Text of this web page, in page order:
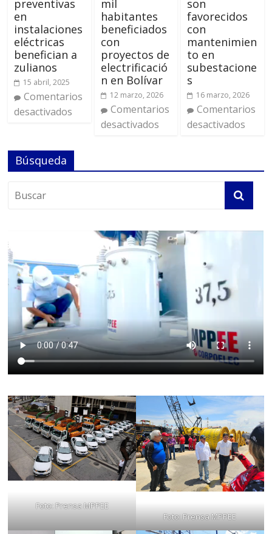
preventivas
en
instalaciones
eléctricas
benefician a
zulianos
15 abril, 2025
Comentarios
desactivados
mil
habitantes
beneficiados
con
proyectos de
electrificació
n en Bolívar
12 marzo, 2026
Comentarios
desactivados
son
favorecidos
con
mantenimien
to en
subestacione
s
16 marzo, 2026
Comentarios
desactivados
Búsqueda
Foto: Prensa MPPEE
Foto: Prensa MPPEE